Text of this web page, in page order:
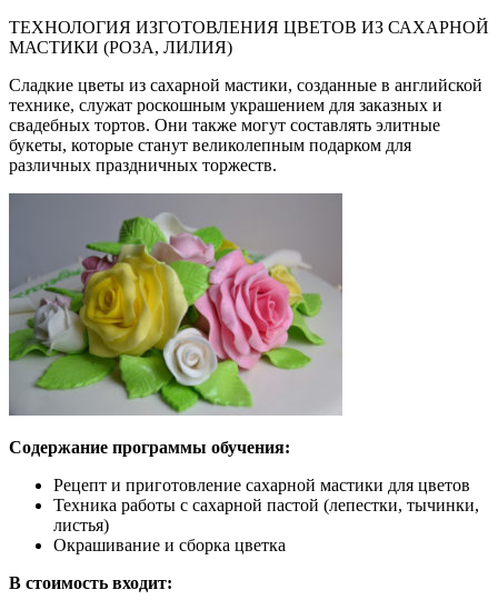
ТЕХНОЛОГИЯ ИЗГОТОВЛЕНИЯ ЦВЕТОВ ИЗ САХАРНОЙ
МАСТИКИ (РОЗА, ЛИЛИЯ)
Сладкие цветы из сахарной мастики, созданные в английской
технике, служат роскошным украшением для заказных и
свадебных тортов. Они также могут составлять элитные
букеты, которые станут великолепным подарком для
различных праздничных торжеств.
Содержание программы обучения:
Рецепт и приготовление сахарной мастики для цветов
Техника работы с сахарной пастой (лепестки, тычинки,
листья)
Окрашивание и сборка цветка
В стоимость входит: